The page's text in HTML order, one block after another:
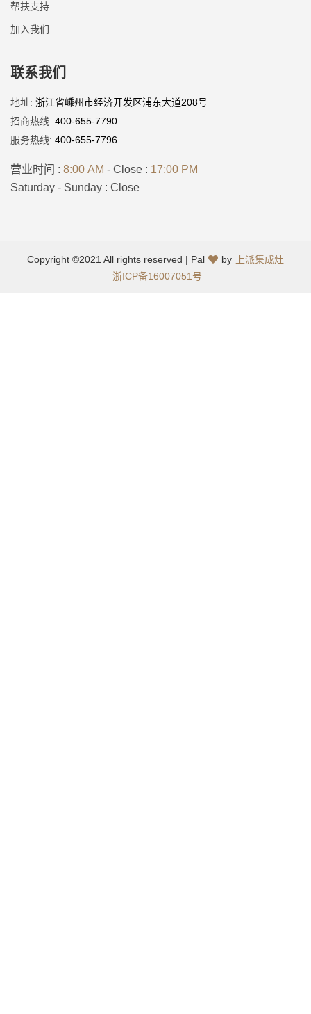
帮扶支持
加入我们
联系我们
地址: 浙江省嵊州市经济开发区浦东大道208号
招商热线: 400-655-7790
服务热线: 400-655-7796
营业时间 : 8:00 AM - Close : 17:00 PM
Saturday - Sunday : Close
Copyright ©2021 All rights reserved | Pal by
上派集成灶
浙ICP备16007051号